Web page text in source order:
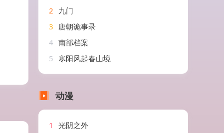
2 九门
3 唐朝诡事录
4 南部档案
5 寒阳风起春山境
动漫
1
光阴之外